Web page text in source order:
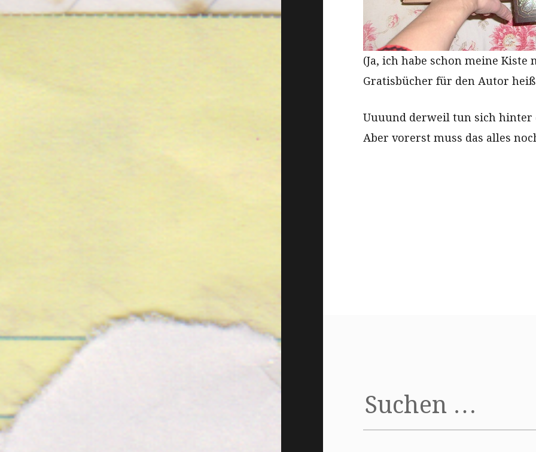
(Ja, ich habe schon meine
Gratisbücher für den Autor
Uuuund derweil tun sich hinter
Aber vorerst muss das alles